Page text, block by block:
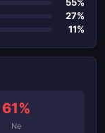
55%
27%
11%
61%
Ne